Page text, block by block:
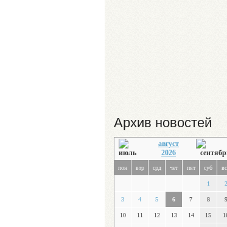
Архив новостей
август
2026
пон втр срд чет пят суб
1 2
3 4 5 6 7 8 9
10 11 12 13 14 15